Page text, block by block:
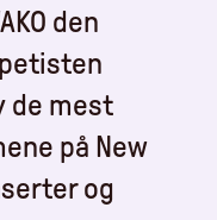
den
de mest
på New
og